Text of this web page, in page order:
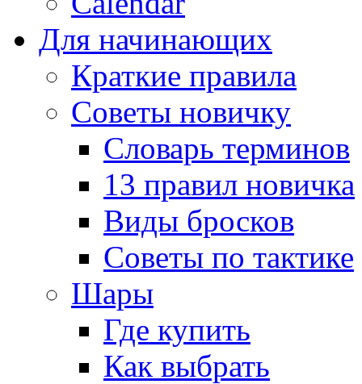
Для начинающих
Краткие правила
Советы новичку
Словарь терминов
13 правил новичка
Виды бросков
Советы по тактике
Шары
Где купить
Как выбрать